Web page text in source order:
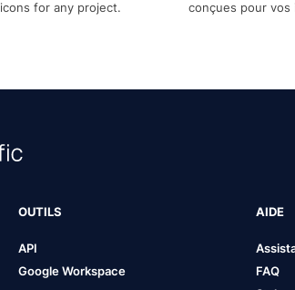
icons for any project.
conçues pour vos
OUTILS
API
Google Workspace
AIDE
FAQ